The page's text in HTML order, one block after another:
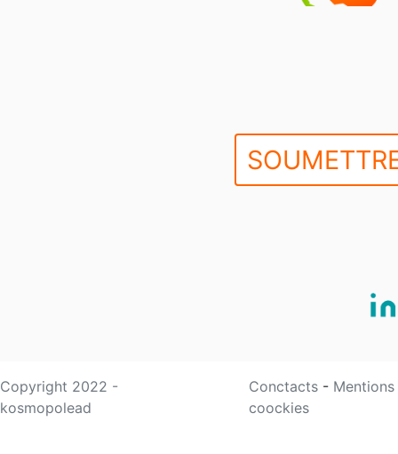
Copyright 2022 -
kosmopolead
Conctacts -
coockies